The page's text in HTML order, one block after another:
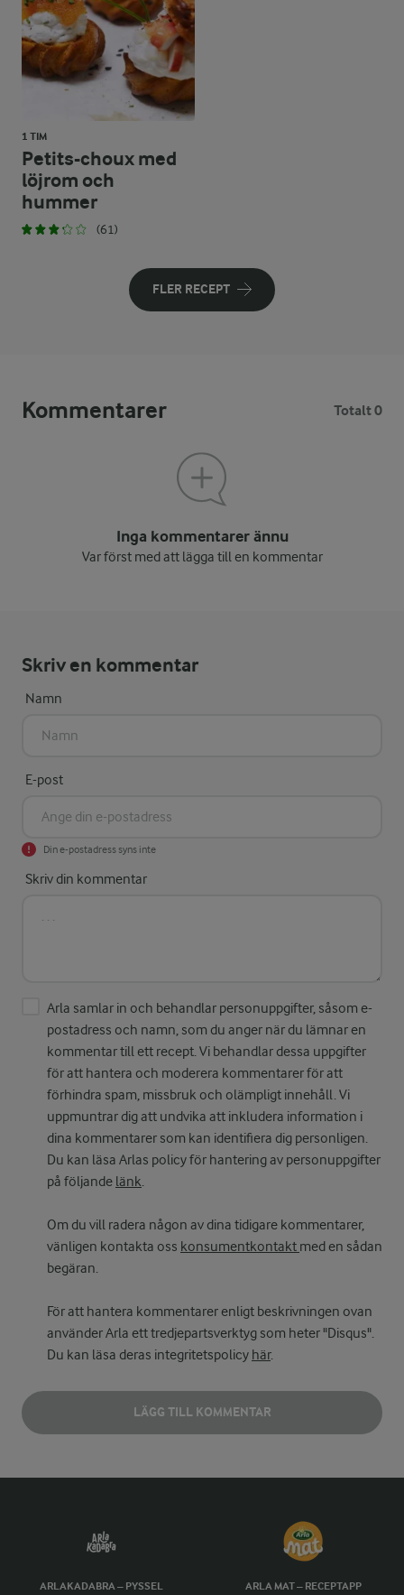
1 TIM
Petits-choux med
löjrom och
hummer
(61)
FLER RECEPT
Kommentarer Totalt 0
Inga kommentarer ännu
Var först med att lägga till en kommentar
Skriv en kommentar
Namn
E-post
Din e-postadress syns inte
Skriv din kommentar
Arla samlar in och behandlar personuppgifter, såsom e-
postadress och namn, som du anger när du lämnar en
kommentar till ett recept. Vi behandlar dessa uppgifter
för att hantera och moderera kommentarer för att
förhindra spam, missbruk och olämpligt innehåll. Vi
uppmuntrar dig att undvika att inkludera information i
dina kommentarer som kan identifiera dig personligen.
Du kan läsa Arlas policy för hantering av personuppgifter
på följande länk.
Om du vill radera någon av dina tidigare kommentarer,
vänligen kontakta oss konsumentkontakt med en sådan
begäran.
För att hantera kommentarer enligt beskrivningen ovan
använder Arla ett tredjepartsverktyg som heter "Disqus".
Du kan läsa deras integritetspolicy här.
LÄGG TILL KOMMENTAR
ARLAKADABRA – PYSSEL
ARLA MAT – RECEPTAPP